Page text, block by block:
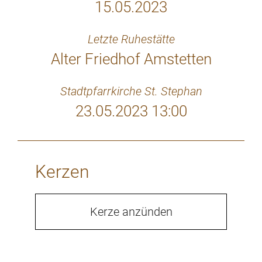
15.05.2023
Letzte Ruhestätte
Alter Friedhof Amstetten
Stadtpfarrkirche St. Stephan
23.05.2023 13:00
Kerzen
Kerze anzünden